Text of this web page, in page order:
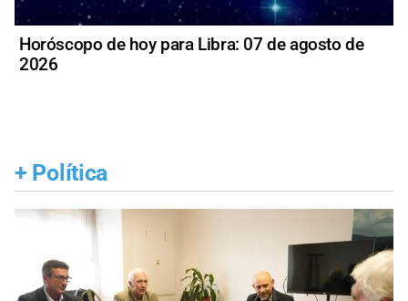
Horóscopo de hoy para Libra: 07 de agosto de
2026
+ Política